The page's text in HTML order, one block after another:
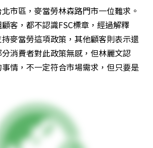
市區，麥當勞林森路門市一位難求。
客，都不認識FSC標章，經過解釋
麥當勞這項政策，其他顧客則表示還
消費者對此政策無感，但林麗文認
情，不一定符合市場需求，但只要是